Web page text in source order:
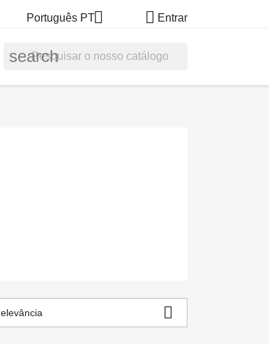
Português PT  Entrar
search
